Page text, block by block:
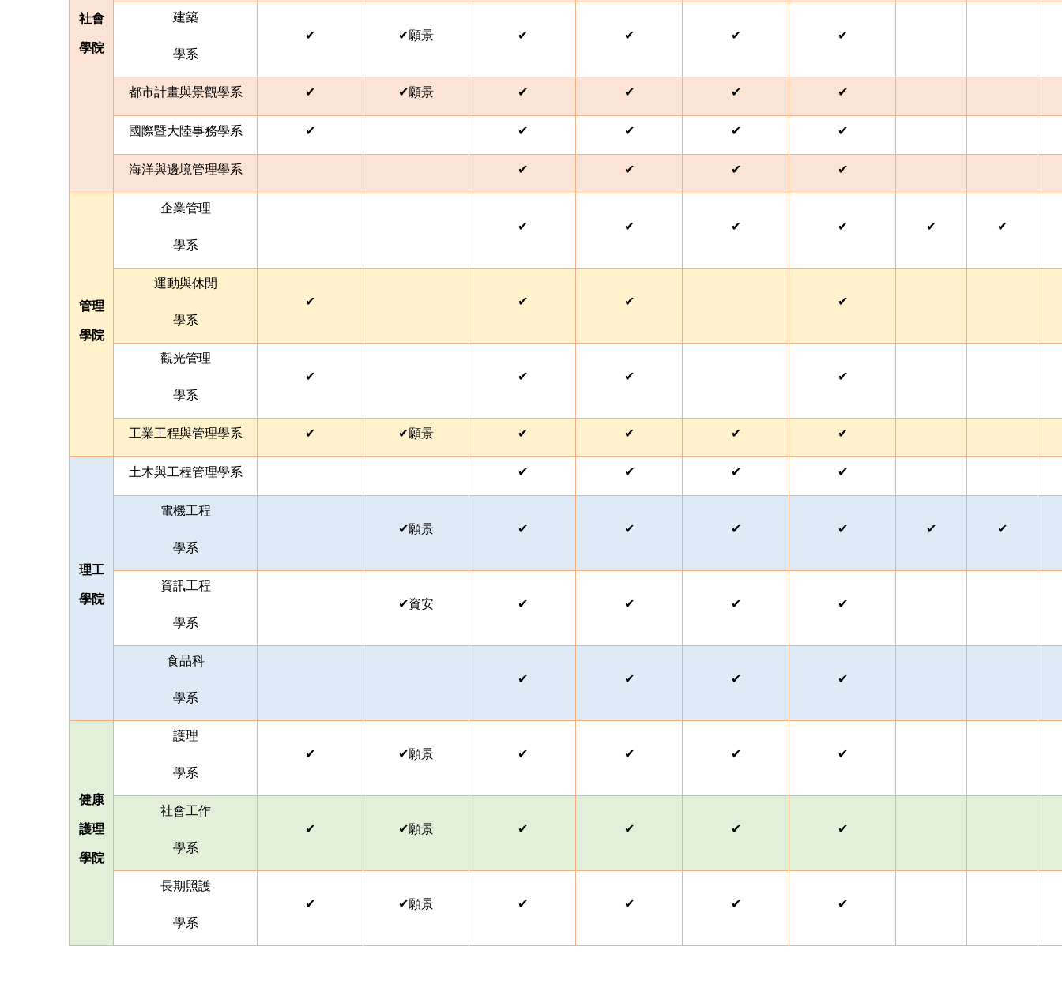
社會
學院
建築
學系
✔ ✔願景 ✔ ✔ ✔ ✔
都市計畫與景觀學系 ✔ ✔願景 ✔ ✔ ✔ ✔
國際暨大陸事務學系 ✔ ✔ ✔ ✔ ✔
海洋與邊境管理學系 ✔ ✔ ✔ ✔
管理
學院
企業管理
學系
✔ ✔ ✔ ✔ ✔ ✔
運動與休閒
學系
✔ ✔ ✔ ✔
觀光管理
學系
✔ ✔ ✔ ✔
工業工程與管理學系 ✔ ✔願景 ✔ ✔ ✔ ✔
理工
學院
土木與工程管理學系 ✔ ✔ ✔ ✔
電機工程
學系
✔願景 ✔ ✔ ✔ ✔ ✔ ✔
資訊工程
學系
✔資安 ✔ ✔ ✔ ✔
食品科
學系
✔ ✔ ✔ ✔
健康
護理
學院
護理
學系
✔ ✔願景 ✔ ✔ ✔ ✔
社會工作
學系
✔ ✔願景 ✔ ✔ ✔ ✔
長期照護
學系
✔ ✔願景 ✔ ✔ ✔ ✔